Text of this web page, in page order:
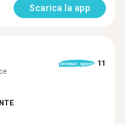
Scarica la app
format_quote 11